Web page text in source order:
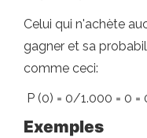
Celui qui n'achète
gagner et sa
comme ceci:
P (0) = 0/1.000 = 0 =
Exemples